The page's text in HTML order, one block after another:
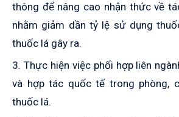
thông để nâng cao nhận thức về
nhằm giảm dần tỷ lệ sử dụng
thuốc lá gây ra.
3. Thực hiện việc phối hợp liên
và hợp tác quốc tế trong phòng,
thuốc lá.